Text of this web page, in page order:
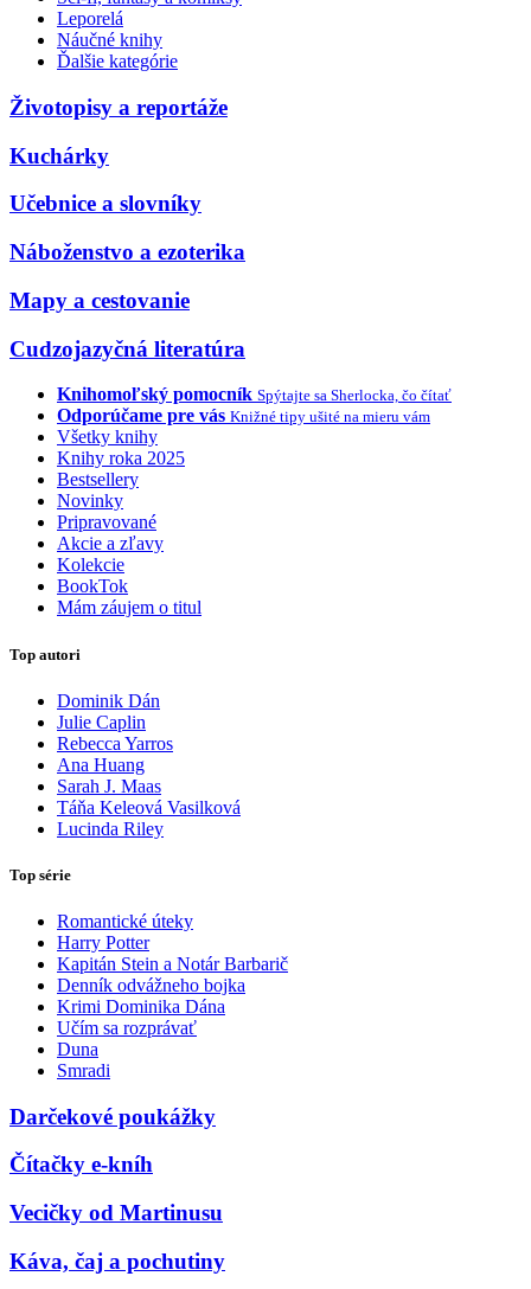
Leporelá
Náučné knihy
Ďalšie kategórie
Životopisy a reportáže
Kuchárky
Učebnice a slovníky
Náboženstvo a ezoterika
Mapy a cestovanie
Cudzojazyčná literatúra
Knihomoľský pomocník Spýtajte sa Sherlocka, čo čítať
Odporúčame pre vás Knižné tipy ušité na mieru vám
Všetky knihy
Knihy roka 2025
Bestsellery
Novinky
Pripravované
Akcie a zľavy
Kolekcie
BookTok
Mám záujem o titul
Top autori
Dominik Dán
Julie Caplin
Rebecca Yarros
Ana Huang
Sarah J. Maas
Táňa Keleová Vasilková
Lucinda Riley
Top série
Romantické úteky
Harry Potter
Kapitán Stein a Notár Barbarič
Denník odvážneho bojka
Krimi Dominika Dána
Učím sa rozprávať
Duna
Smradi
Darčekové poukážky
Čítačky e-kníh
Vecičky od Martinusu
Káva, čaj a pochutiny